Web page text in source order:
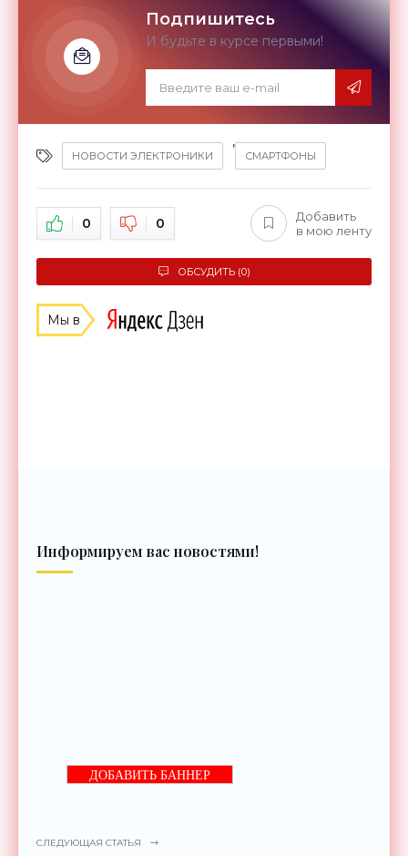
Подпишитесь
И будьте в курсе первыми!
НОВОСТИ ЭЛЕКТРОНИКИ
,
СМАРТФОНЫ
0 0
Добавить
в мою ленту
ОБСУДИТЬ (0)
Мы в
Информируем вас новостями!
ДОБАВИТЬ БАННЕР
СЛЕДУЮЩАЯ СТАТЬЯ